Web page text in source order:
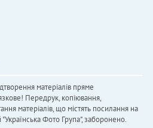
матеріалів пряме
Передрук, копіювання,
матеріалів, що містять посилання на
Фото Група", заборонено.